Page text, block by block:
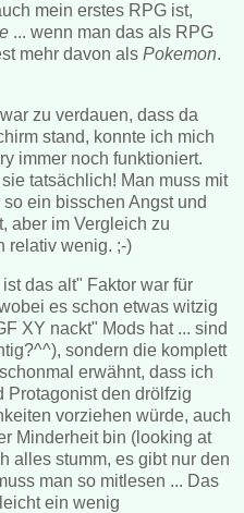
mein erstes RPG ist,
... wenn man das als RPG
mehr davon als Pokemon.
zu verdauen, dass da
stand, konnte ich mich
immer noch funktioniert.
tatsächlich! Man muss mit
ein bisschen Angst und
aber im Vergleich zu
relativ wenig. ;-)
das alt" Faktor war für
es schon etwas witzig
XY nackt" Mods hat ... sind
sondern die komplett
erwähnt, dass ich
Protagonist den drölfzig
vorziehen würde, auch
Minderheit bin (looking at
alles stumm, es gibt nur den
man so mitlesen ... Das
ein wenig